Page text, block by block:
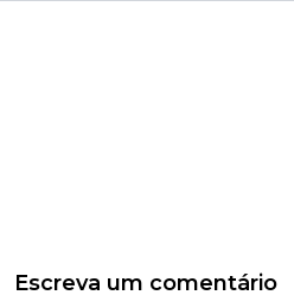
Escreva um comentário